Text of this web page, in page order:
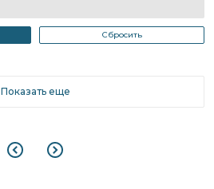
Сбросить
Показать еще